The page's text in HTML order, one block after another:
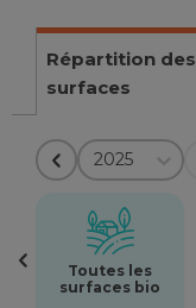
Répartition des
surfaces
2025
Toutes les
surfaces bio